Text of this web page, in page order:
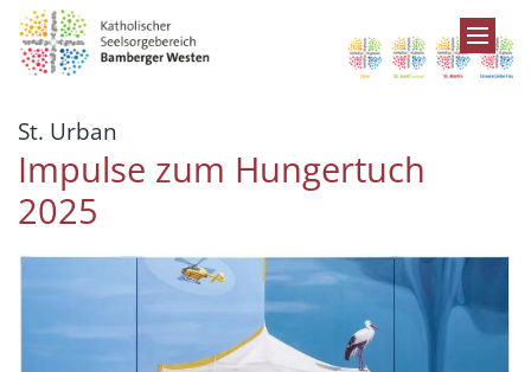
Zum Inhalt springen
St. Urban
Impulse zum Hungertuch
2025